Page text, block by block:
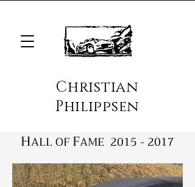
Christian
Philippsen
HALL OFFAME 2015 - 2017